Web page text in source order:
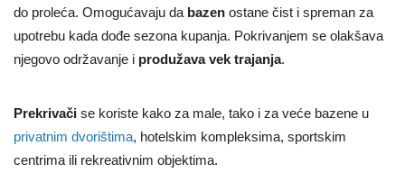
do proleća. Omogućavaju da bazen ostane čist i spreman za
upotrebu kada dođe sezona kupanja. Pokrivanjem se olakšava
njegovo održavanje i produžava vek trajanja.
Prekrivači se koriste kako za male, tako i za veće bazene u
privatnim dvorištima, hotelskim kompleksima, sportskim
centrima ili rekreativnim objektima.